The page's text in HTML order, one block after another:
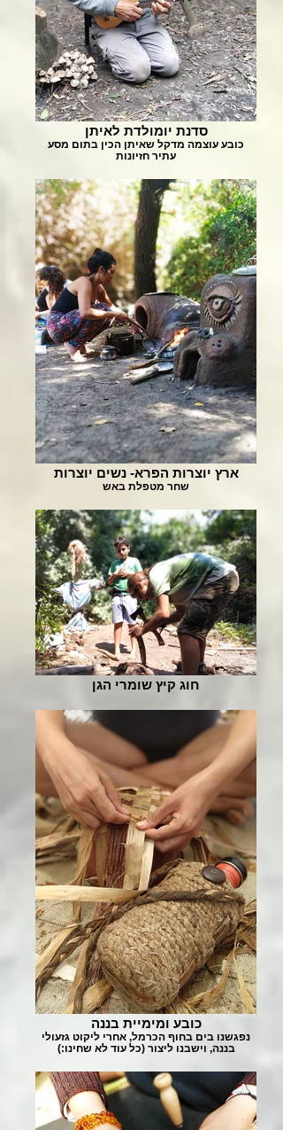
סדנת יומולדת לאיתן
כובע עוצמה מדקל שאיתן הכין בתום מסע
עתיר חזיונות
ארץ יוצרות הפרא- נשים יוצרות
שחר מטפלת באש
חוג קיץ שומרי הגן
כובע ומימיית בננה
נפגשנו בים בחוף הכרמל, אחרי ליקוט גזעולי
בננה, וישבנו ליצור (כל עוד לא שחינו:)